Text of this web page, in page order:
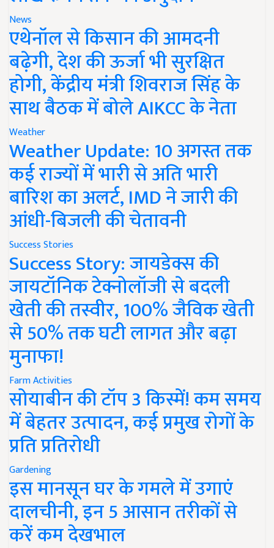
News
एथेनॉल से किसान की आमदनी
बढ़ेगी, देश की ऊर्जा भी सुरक्षित
होगी, केंद्रीय मंत्री शिवराज सिंह के
साथ बैठक में बोले AIKCC के नेता
Weather
Weather Update: 10 अगस्त तक
कई राज्यों में भारी से अति भारी
बारिश का अलर्ट, IMD ने जारी की
आंधी-बिजली की चेतावनी
Success Stories
Success Story: जायडेक्स की
जायटॉनिक टेक्नोलॉजी से बदली
खेती की तस्वीर, 100% जैविक खेती
से 50% तक घटी लागत और बढ़ा
मुनाफा!
Farm Activities
सोयाबीन की टॉप 3 किस्में! कम समय
में बेहतर उत्पादन, कई प्रमुख रोगों के
प्रति प्रतिरोधी
Gardening
इस मानसून घर के गमले में उगाएं
दालचीनी, इन 5 आसान तरीकों से
करें कम देखभाल